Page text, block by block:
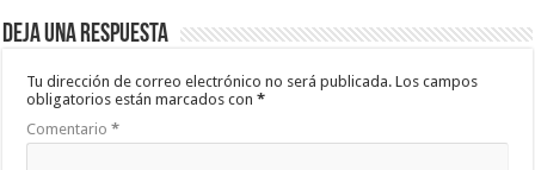
Deja una respuesta
Tu dirección de correo electrónico no será publicada. Los campos
obligatorios están marcados con*
Comentario*